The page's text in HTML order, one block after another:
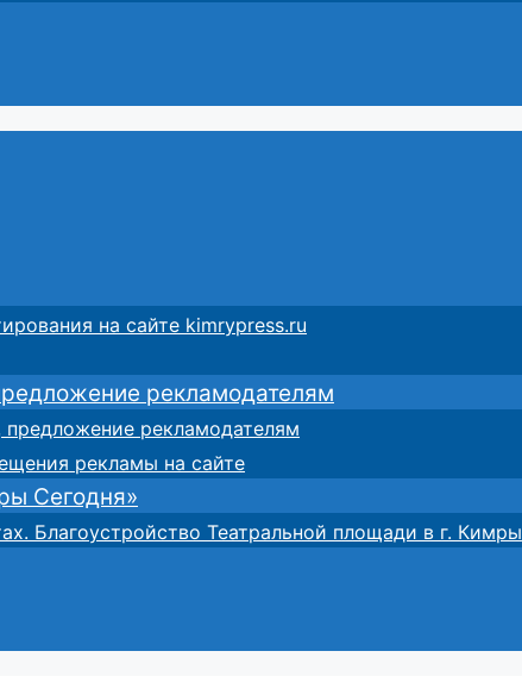
на сайте kimrypress.ru
рекламодателям
предложение рекламодателям
рекламы на сайте
Сегодня»
Благоустройство Театральной площади в г. Кимры